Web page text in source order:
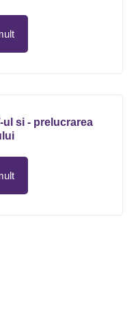
ul si - prelucrarea